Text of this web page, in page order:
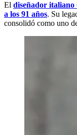
El diseñador italiano
a los 91 años. Su
consolidó como uno